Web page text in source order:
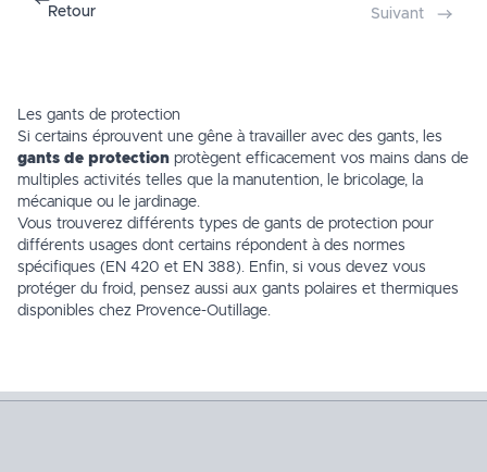
Retour Suivant
Les gants de protection
Si certains éprouvent une gêne à travailler avec des gants, les
gants de protection protègent efficacement vos mains dans de
multiples activités telles que la manutention, le bricolage, la
mécanique ou le jardinage
Vous trouverez différents types de gants de protection pour
différents usages dont certains répondent à des normes
spécifiques (EN 420 et EN 388). Enfin, si vous devez vous
protéger du froid, pensez aussi aux gants polaires et thermiques
disponibles chez Provence-Outillage.